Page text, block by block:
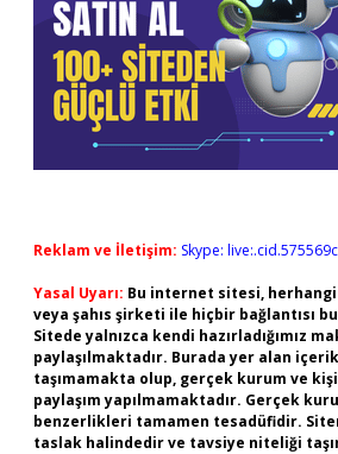
Reklam ve İletişim: Skype:
Yasal Uyarı: Bu internet sitesi,
veya şahıs şirketi ile hiçbir bağlantısı
Sitede yalnızca kendi hazırladığımız
paylaşılmaktadır. Burada yer alan
taşımamakta olup, gerçek kurum ve
paylaşım yapılmamaktadır. Gerçek
benzerlikleri tamamen tesadüfidir.
taslak halindedir ve tavsiye niteliği